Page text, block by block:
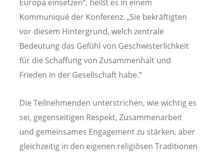
Europa einsetzen“, heißt es in einem
Kommuniqué der Konferenz. „Sie bekräftigten
vor diesem Hintergrund, welch zentrale
Bedeutung das Gefühl von Geschwisterlichkeit
für die Schaffung von Zusammenhalt und
Frieden in der Gesellschaft habe.“
Die Teilnehmenden unterstrichen, wie wichtig es
sei, gegenseitigen Respekt, Zusammenarbeit
und gemeinsames Engagement zu stärken, aber
gleichzeitig in den eigenen religiösen Traditionen